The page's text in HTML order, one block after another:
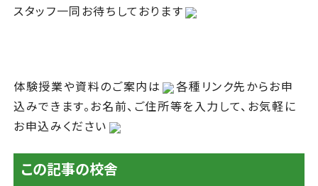
スタッフ一同お待ちしております
体験授業や資料のご案内は
各種リンク先からお申
込みできます。お名前、ご住所等を入力して、お気軽に
お申込みください
この記事の校舎